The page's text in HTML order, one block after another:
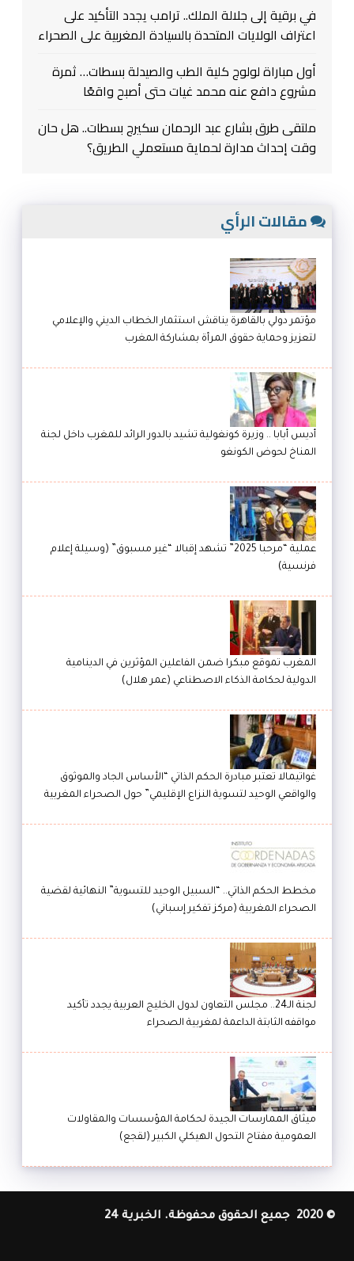
في برقية إلى جلالة الملك.. ترامب يجدد التأكيد على
اعتراف الولايات المتحدة بالسيادة المغربية على الصحراء
أول مباراة لولوج كلية الطب والصيدلة بسطات… ثمرة
مشروع دافع عنه محمد غيات حتى أصبح واقعًا
ملتقى طرق بشارع عبد الرحمان سكيرج بسطات.. هل حان
وقت إحداث مدارة لحماية مستعملي الطريق؟
مقالات الرأي
مؤتمر دولي بالقاهرة يناقش استثمار الخطاب الديني والإعلامي
لتعزيز وحماية حقوق المرأة بمشاركة المغرب
أديس أبابا .. وزيرة كونغولية تشيد بالدور الرائد للمغرب داخل لجنة
المناخ لحوض الكونغو
عملية “مرحبا 2025” تشهد إقبالا “غير مسبوق” (وسيلة إعلام
فرنسية)
المغرب تموقع مبكرا ضمن الفاعلين المؤثرين في الدينامية
الدولية لحكامة الذكاء الاصطناعي (عمر هلال)
غواتيمالا تعتبر مبادرة الحكم الذاتي “الأساس الجاد والموثوق
والواقعي الوحيد لتسوية النزاع الإقليمي” حول الصحراء المغربية
مخطط الحكم الذاتي.. “السبيل الوحيد للتسوية” النهائية لقضية
الصحراء المغربية (مركز تفكير إسباني)
لجنة الـ24.. مجلس التعاون لدول الخليج العربية يجدد تأكيد
مواقفه الثابتة الداعمة لمغربية الصحراء
ميثاق الممارسات الجيدة لحكامة المؤسسات والمقاولات
العمومية مفتاح التحول الهيكلي الكبير (لقجع)
© 2020 جميع الحقوق محفوظة. الخبرية 24